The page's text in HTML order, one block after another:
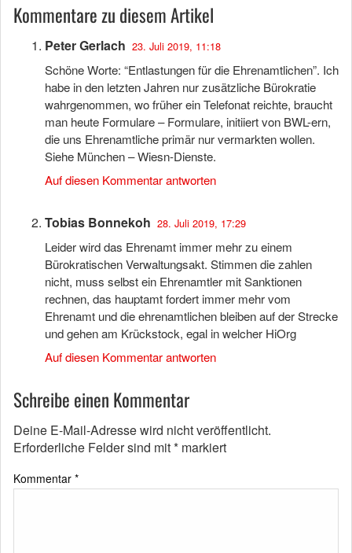
Kommentare zu diesem Artikel
Peter Gerlach 23. Juli 2019, 11:18
Schöne Worte: “Entlastungen für die Ehrenamtlichen”. Ich
habe in den letzten Jahren nur zusätzliche Bürokratie
wahrgenommen, wo früher ein Telefonat reichte, braucht
man heute Formulare – Formulare, initiiert von BWL-ern,
die uns Ehrenamtliche primär nur vermarkten wollen.
Siehe München – Wiesn-Dienste.
Auf diesen Kommentar antworten
Tobias Bonnekoh 28. Juli 2019, 17:29
Leider wird das Ehrenamt immer mehr zu einem
Bürokratischen Verwaltungsakt. Stimmen die zahlen
nicht, muss selbst ein Ehrenamtler mit Sanktionen
rechnen, das hauptamt fordert immer mehr vom
Ehrenamt und die ehrenamtlichen bleiben auf der Strecke
und gehen am Krückstock, egal in welcher HiOrg
Auf diesen Kommentar antworten
Schreibe einen Kommentar
Deine E-Mail-Adresse wird nicht veröffentlicht.
Erforderliche Felder sind mit* markiert
Kommentar *